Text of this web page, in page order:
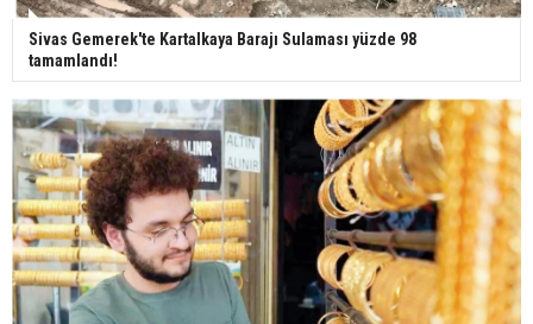
Ünlü türkücü Mahmut Tuncer estetik operasyon
geçirdi: Son hali gündem oldu
Yerli turist 229,7 milyar lira seyahat harcaması
yaptı
Gazze'deki Sağlık Bakanlığı duyurdu: Vahşetin
pençesinde 2 salgın vaka tespit edildi
Sivas Gemerek'te Kartalkaya Barajı Sulaması yüzde 98
tamamlandı!